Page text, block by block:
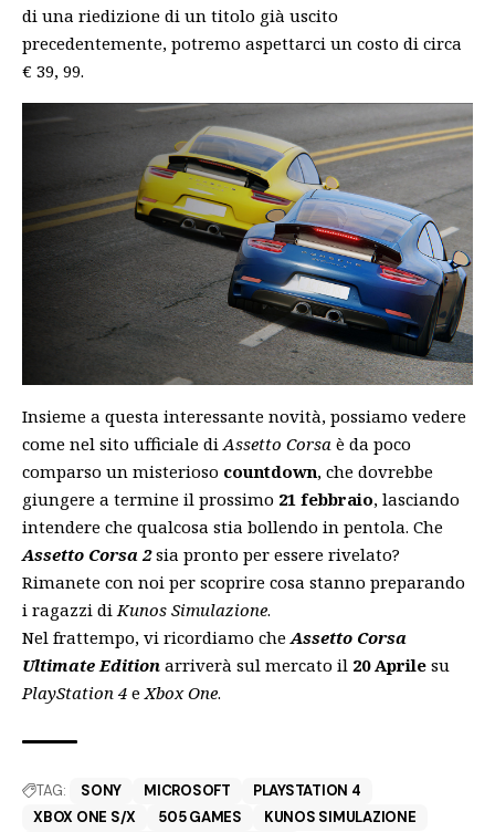
di una riedizione di un titolo già uscito
precedentemente, potremo aspettarci un costo di circa
€ 39, 99.
Insieme a questa interessante novità, possiamo vedere
come nel sito ufficiale di Assetto Corsa è da poco
comparso un misterioso countdown, che dovrebbe
giungere a termine il prossimo 21 febbraio, lasciando
intendere che qualcosa stia bollendo in pentola. Che
Assetto Corsa 2sia pronto per essere rivelato?
Rimanete con noi per scoprire cosa stanno preparando
i ragazzi di Kunos Simulazione.
Nel frattempo, vi ricordiamo che Assetto Corsa
Ultimate Edition arriverà sul mercato il 20 Aprile su
PlayStation 4 e Xbox One.
TAG: SONY MICROSOFT
PLAYSTATION 4
XBOX ONE S/X
505 GAMES
KUNOS SIMULAZIONE